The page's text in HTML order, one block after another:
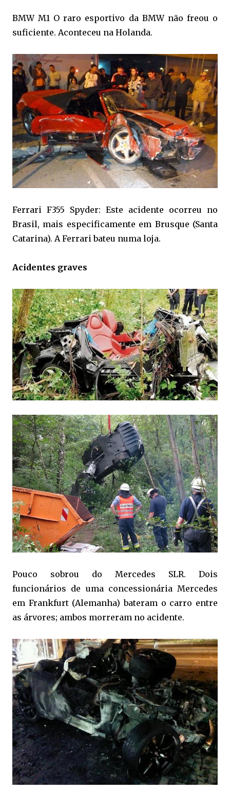
BMW M1 O raro esportivo da BMW não freou o
suficiente. Aconteceu na Holanda.
Ferrari F355 Spyder: Este acidente ocorreu no
Brasil, mais especificamente em Brusque (Santa
Catarina). A Ferrari bateu numa loja.
Acidentes graves
Pouco sobrou do Mercedes SLR. Dois
funcionários de uma concessionária Mercedes
em Frankfurt (Alemanha) bateram o carro entre
as árvores; ambos morreram no acidente.